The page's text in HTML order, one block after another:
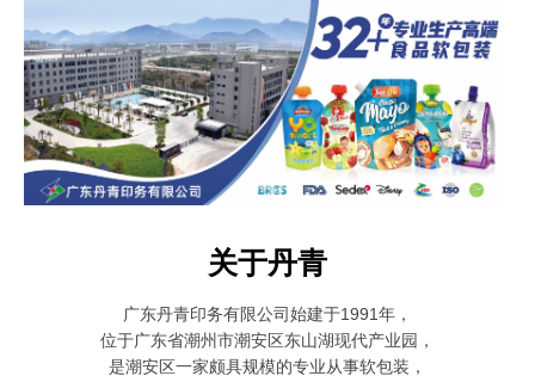
关于丹青
广东丹青印务有限公司始建于1991年，
位于广东省潮州市潮安区东山湖现代产业园，
是潮安区一家颇具规模的专业从事软包装，